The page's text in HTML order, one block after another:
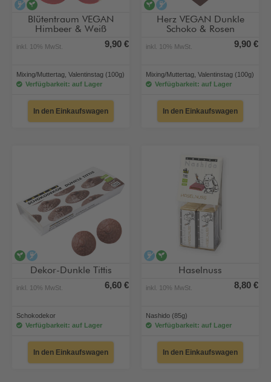
alkoholfrei
vegan
Blütentraum VEGAN
Himbeer & Weiß
inkl. 10% MwSt. 9,90 €
Mixing/Muttertag, Valentinstag (100g)
Verfügbarkeit: auf Lager
In den Einkaufswagen
veganalkoholfrei
Herz VEGAN Dunkle
Schoko & Rosen
inkl. 10% MwSt. 9,90 €
Mixing/Muttertag, Valentinstag (100g)
Verfügbarkeit: auf Lager
In den Einkaufswagen
veganalkoholfrei
Dekor-Dunkle Tittis
inkl. 10% MwSt. 6,60 €
Schokodekor
Verfügbarkeit: auf Lager
In den Einkaufswagen
alkoholfrei
Haselnuss
inkl. 10% MwSt. 8,80 €
Nashido (85g)
Verfügbarkeit: auf Lager
In den Einkaufswagen